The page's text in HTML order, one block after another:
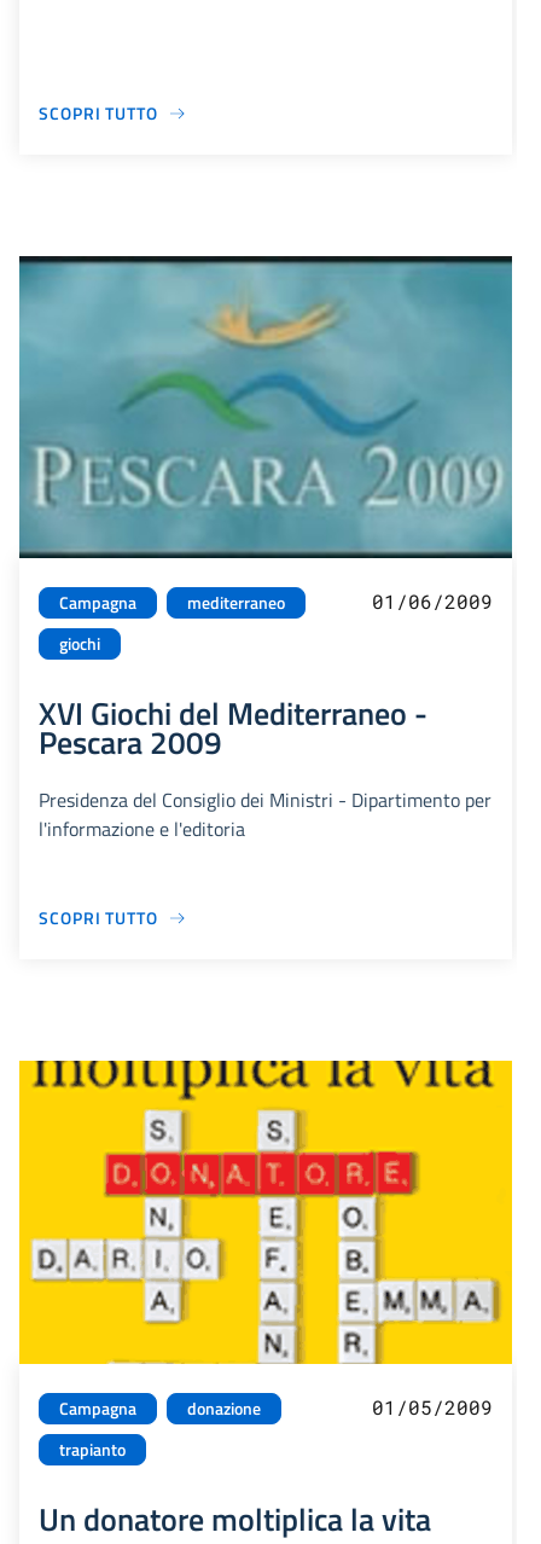
SCOPRI TUTTO
Campagna
mediterraneo
giochi
01/06/2009
XVI Giochi del Mediterraneo -
Pescara 2009
Presidenza del Consiglio dei Ministri - Dipartimento per
l'informazione e l'editoria
SCOPRI TUTTO
Campagna
donazione
trapianto
01/05/2009
Un donatore moltiplica la vita